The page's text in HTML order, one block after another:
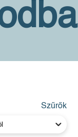
Szűrők